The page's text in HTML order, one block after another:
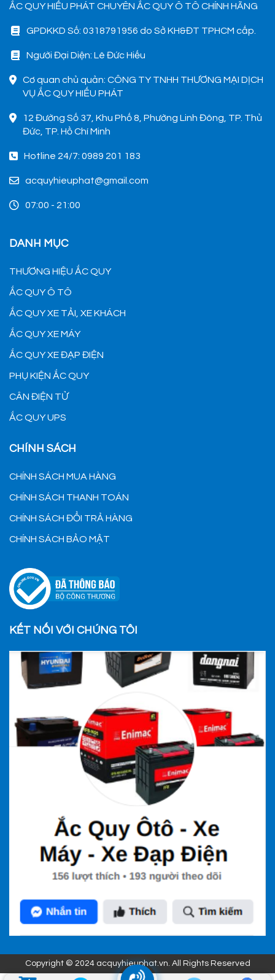
ẮC QUY HIẾU PHÁT CHUYÊN ẮC QUY Ô TÔ CHÍNH HÃNG
GPDKKD Số: 0318791956 do Sở KH&ĐT TPHCM cấp.
Người Đại Diện: Lê Đức Hiếu
Cơ quan chủ quản: CÔNG TY TNHH THƯƠNG MẠI DỊCH
VỤ ẮC QUY HIẾU PHÁT
12 Đường Số 37, Khu Phố 8, Phường Linh Đông, TP. Thủ
Đức, TP. Hồ Chí Minh
Hotline 24/7: 0989 201 183
acquyhieuphat@gmail.com
07:00 - 21:00
DANH MỤC
THƯƠNG HIỆU ẮC QUY
ẮC QUY Ô TÔ
ẮC QUY XE TẢI, XE KHÁCH
ẮC QUY XE MÁY
ẮC QUY XE ĐẠP ĐIỆN
PHỤ KIỆN ẮC QUY
CÂN ĐIỆN TỬ
ẮC QUY UPS
CHÍNH SÁCH
CHÍNH SÁCH MUA HÀNG
CHÍNH SÁCH THANH TOÁN
CHÍNH SÁCH ĐỔI TRẢ HÀNG
CHÍNH SÁCH BẢO MẬT
KẾT NỐI VỚI CHÚNG TÔI
Copyright © 2024 acquyhieuphat.vn. All Rights Reserved